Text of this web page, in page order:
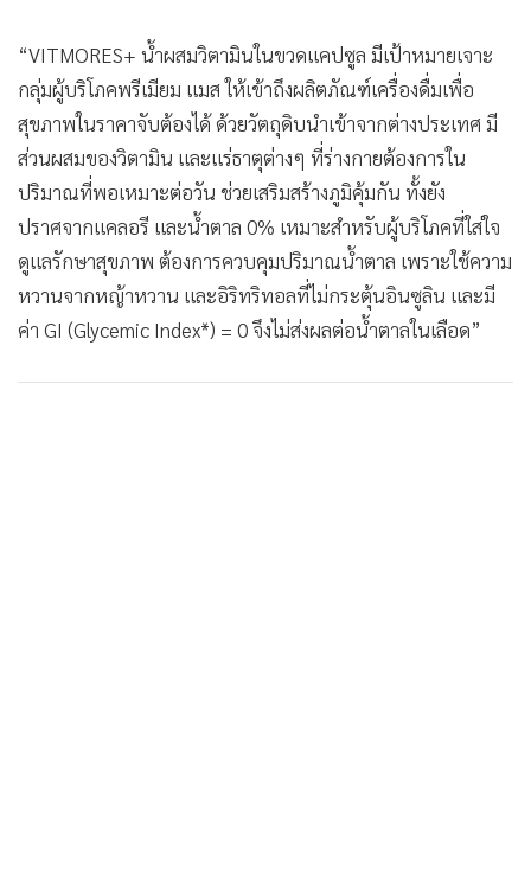
“VITMORES+ น้ำผสมวิตามินในขวดแคปซูล มีเป้าหมายเจาะ
กลุ่มผู้บริโภคพรีเมียม แมส ให้เข้าถึงผลิตภัณฑ์เครื่องดื่มเพื่อ
สุขภาพในราคาจับต้องได้ ด้วยวัตถุดิบนำเข้าจากต่างประเทศ มี
ส่วนผสมของวิตามิน และแร่ธาตุต่างๆ ที่ร่างกายต้องการใน
ปริมาณที่พอเหมาะต่อวัน ช่วยเสริมสร้างภูมิคุ้มกัน ทั้งยัง
ปราศจากแคลอรี และน้ำตาล 0% เหมาะสำหรับผู้บริโภคที่ใส่ใจ
ดูแลรักษาสุขภาพ ต้องการควบคุมปริมาณน้ำตาล เพราะใช้ความ
หวานจากหญ้าหวาน และอิริทริทอลที่ไม่กระตุ้นอินซูลิน และมี
ค่า GI (Glycemic Index*) = 0 จึงไม่ส่งผลต่อน้ำตาลในเลือด”